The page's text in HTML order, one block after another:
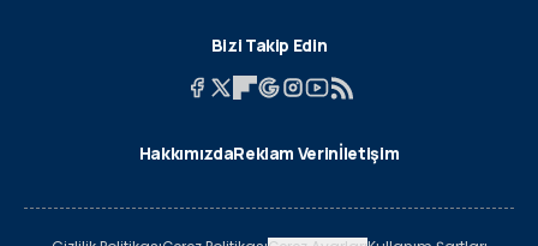
Bizi Takip Edin
HakkımızdaReklam Verinİletişim